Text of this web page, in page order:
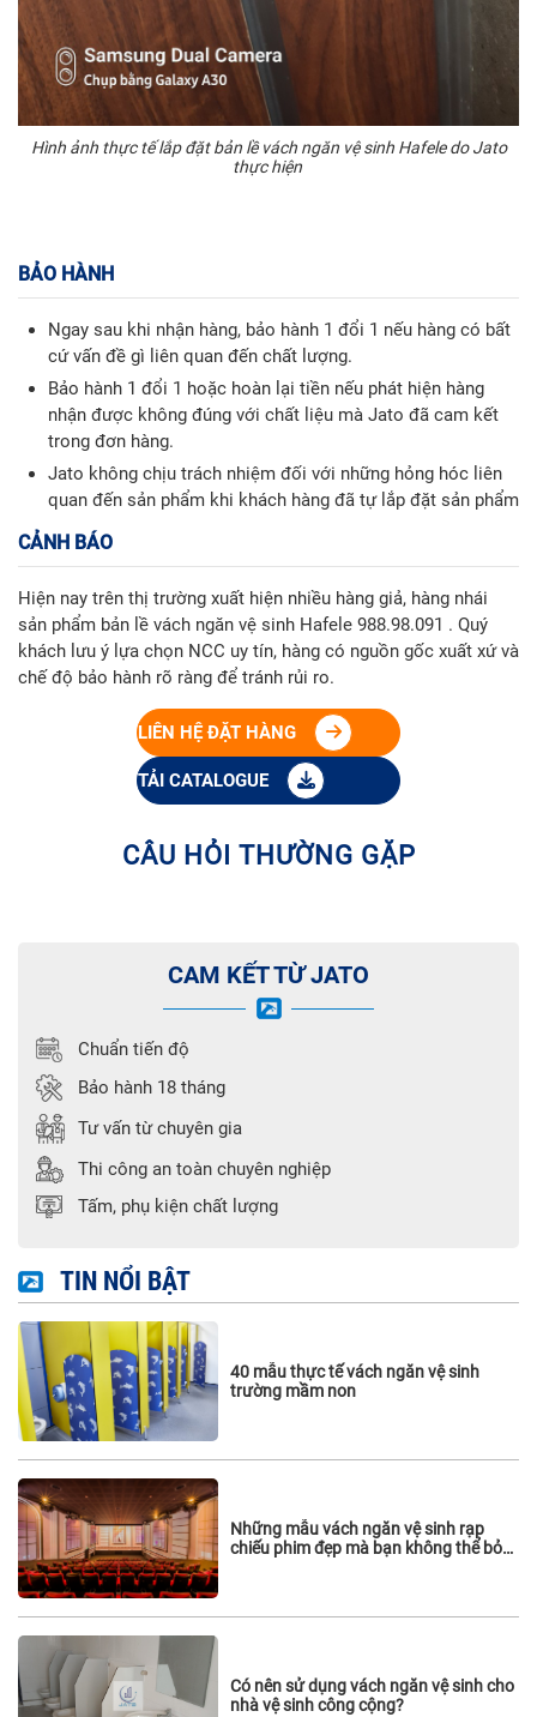
Hình ảnh thực tế lắp đặt bản lề vách ngăn vệ sinh Hafele do Jato
thực hiện
BẢO HÀNH
Ngay sau khi nhận hàng, bảo hành 1 đổi 1 nếu hàng có bất
cứ vấn đề gì liên quan đến chất lượng.
Bảo hành 1 đổi 1 hoặc hoàn lại tiền nếu phát hiện hàng
nhận được không đúng với chất liệu mà Jato đã cam kết
trong đơn hàng.
Jato không chịu trách nhiệm đối với những hỏng hóc liên
quan đến sản phẩm khi khách hàng đã tự lắp đặt sản phẩm
CẢNH BÁO
Hiện nay trên thị trường xuất hiện nhiều hàng giả, hàng nhái
sản phẩm bản lề vách ngăn vệ sinh Hafele 988.98.091 . Quý
khách lưu ý lựa chọn NCC uy tín, hàng có nguồn gốc xuất xứ và
chế độ bảo hành rõ ràng để tránh rủi ro.
LIÊN HỆ ĐẶT HÀNG
TẢI CATALOGUE
CÂU HỎI THƯỜNG GẶP
CAM KẾT TỪ JATO
Chuẩn tiến độ
Bảo hành 18 tháng
Tư vấn từ chuyên gia
Thi công an toàn chuyên nghiệp
Tấm, phụ kiện chất lượng
TIN NỔI BẬT
40 mẫu thực tế vách ngăn vệ sinh
trường mầm non
Những mẫu vách ngăn vệ sinh rạp
chiếu phim đẹp mà bạn không thể bỏ
Có nên sử dụng vách ngăn vệ sinh cho
nhà vệ sinh công cộng?